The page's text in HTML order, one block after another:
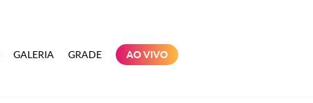
GALERIA GRADE AO VIVO